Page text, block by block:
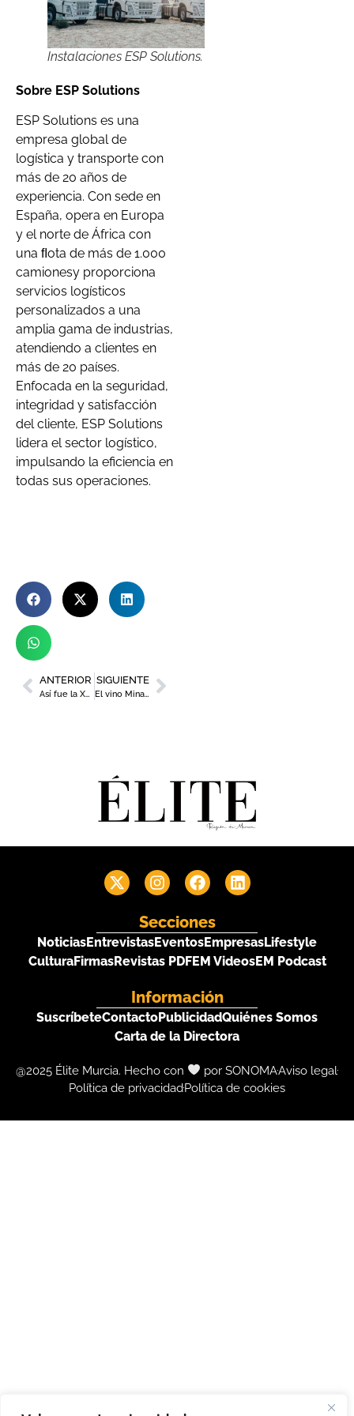
Instalaciones ESP Solutions.
Sobre ESP Solutions
ESP Solutions es una
empresa global de
logística y transporte con
más de 20 años de
experiencia. Con sede en
España, opera en Europa
y el norte de África con
una ﬂota de más de 1.000
camionesy proporciona
servicios logísticos
personalizados a una
amplia gama de industrias,
atendiendo a clientes en
más de 20 países.
Enfocada en la seguridad,
integridad y satisfacción
del cliente, ESP Solutions
lidera el sector logístico,
impulsando la eficiencia en
todas sus operaciones.
ANTERIOR
Así fue la XXXVI graduación de ENAE
SIGUIENTE
El vino Minami 2021 de Casa Rojo Bodegas y Viñedos, mejor Syrah de España
Secciones
NoticiasEntrevistasEventosEmpresasLifestyle
CulturaFirmasRevistas PDFEM VideosEM Podcast
Información
SuscríbeteContactoPublicidadQuiénes Somos
Carta de la Directora
@2025 Élite Murcia. Hecho con por SONOMAAviso legal
Política de privacidadPolítica de cookies